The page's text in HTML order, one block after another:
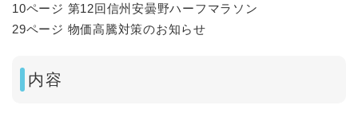
10ページ 第12回信州安曇野ハーフマラソン
29ページ 物価高騰対策のお知らせ
内容